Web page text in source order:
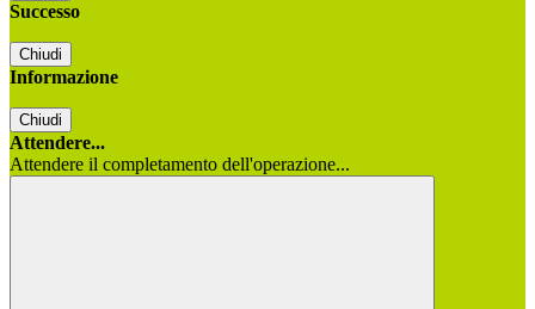
Successo
Chiudi
Informazione
Chiudi
Attendere...
Attendere il completamento dell'operazione...